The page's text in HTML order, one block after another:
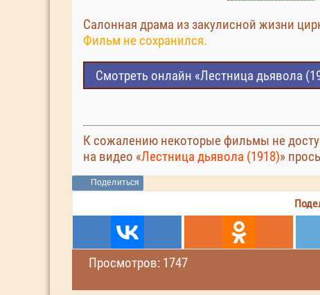
Салонная драма из закулисной жизни
Фильм не сохранился.
Смотреть онлайн «Лестница дьявола
К сожалению некоторые фильмы не
на видео «Лестница дьявола (1918)»
Поделиться
Просмотров: 1747